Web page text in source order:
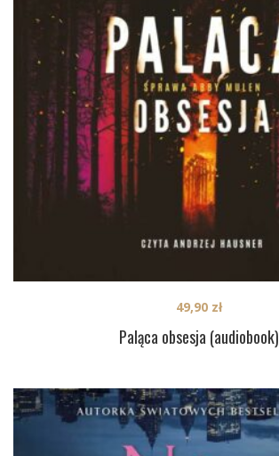
Paląca obsesja (audiobook)
49,90 zł